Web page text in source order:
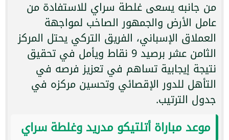
من جانبه يسعى غلطة سراي للاستفادة من
عامل الأرض والجمهور الصاخب لمواجهة
العملاق الإسباني، الفريق التركي يحتل المركز
الثامن عشر برصيد 9 نقاط ويأمل في تحقيق
نتيجة إيجابية تساهم في تعزيز فرصه في
التأهل للدور الإقصائي وتحسين مركزه في
جدول الترتيب.
موعد مباراة أتلتيكو مدريد وغلطة سراي